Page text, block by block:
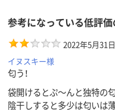
参考になっている低評
2022年5月31日
イヌスキー様
匂う！
袋開けるとぷ～んと独特の
陰干しすると多少は匂いは